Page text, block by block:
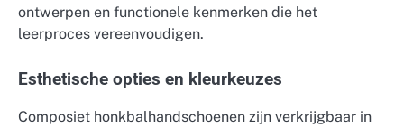
ontwerpen en functionele kenmerken die het
leerproces vereenvoudigen.
Esthetische opties en kleurkeuzes
Composiet honkbalhandschoenen zijn verkrijgbaar in